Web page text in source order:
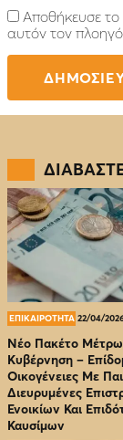
Αποθήκευσε το
αυτόν τον
ΕΠΙΚΑΙΡΟΤΗΤΑ 22/04/
Νέο Πακέτο
Κυβέρνηση –
Οικογένειες Με
Διευρυμένες
Ενοικίων Και
Καυσίμων